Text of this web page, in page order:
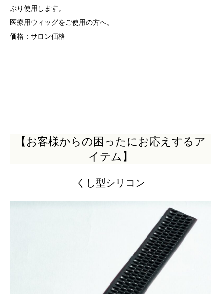
ぶり使用します。
医療用ウィッグをご使用の方へ。
価格：サロン価格
【お客様からの困ったにお応えするア
イテム】
くし型シリコン